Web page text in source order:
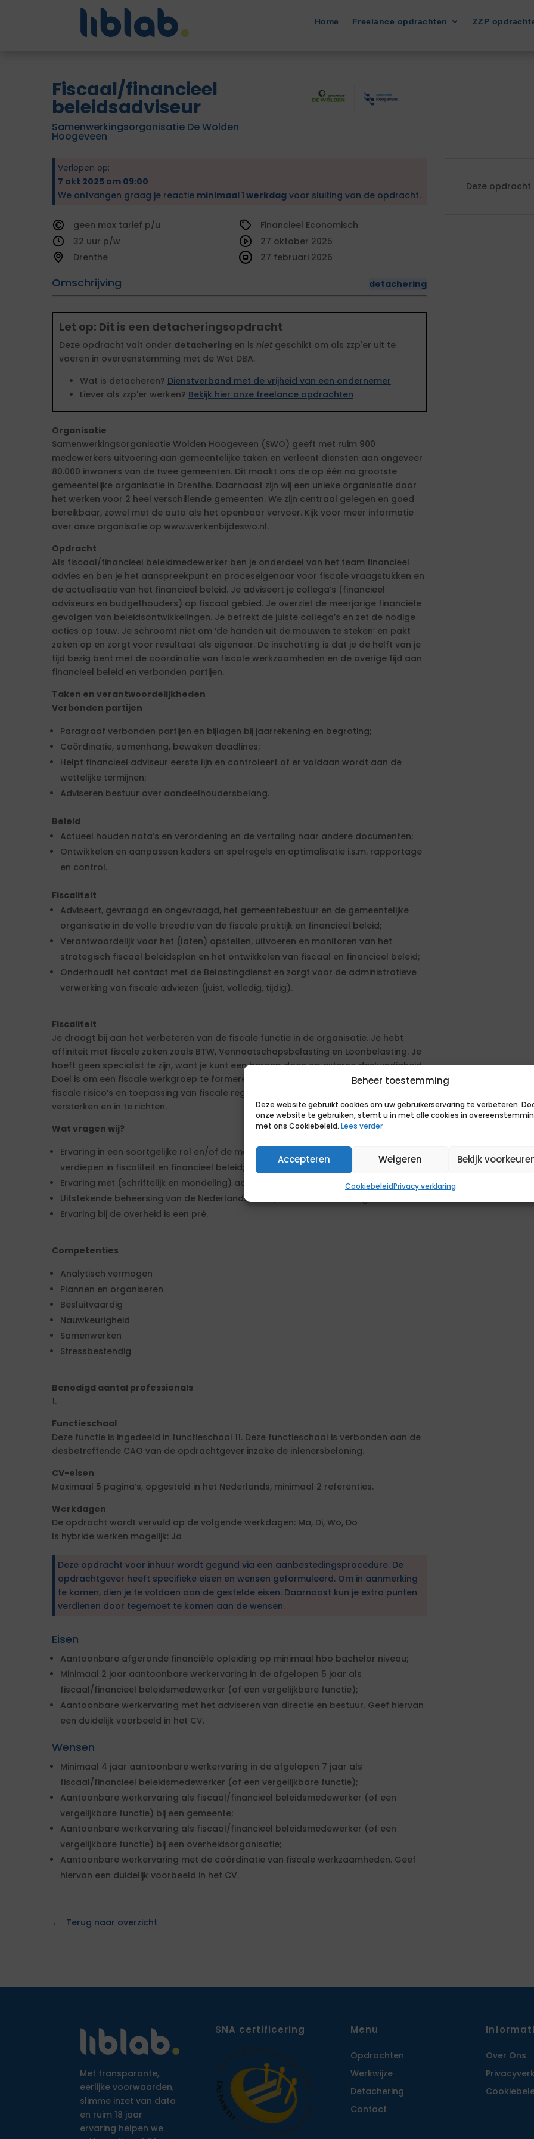
Beheer toestemming
Deze website gebruikt cookies om uw gebruikerservaring te verbeteren.
onze website te gebruiken, stemt u in met alle cookies in
met ons Cookiebeleid. Lees verder
Accepteren Weigeren Bekijk
CookiebeleidPrivacy verklaring
Home Freelance opdrachten ZZP
Fiscaal/financieel
beleidsadviseur
Samenwerkingsorganisatie De Wolden
Hoogeveen
Verlopen op:
7 okt 2025 om 09:00
We ontvangen graag je reactie minimaal 1 werkdag voor sluiting van de opdracht.
geen
tarief
32
Drenthe
Financieel Economisch
Omschrijving detachering
27 oktober 2025
27 februari 2026
Let op: Dit is een detacheringsopdracht
Deze opdracht valt onder detachering en is niet geschikt om als zzp'er uit te
voeren in overeenstemming met de Wet DBA.
Wat is detacheren? Dienstverband met de vrijheid van een ondernemer
Liever als zzp'er werken? Bekijk hier onze freelance opdrachten
Organisatie
Samenwerkingsorganisatie Wolden Hoogeveen (SWO) geeft met ruim 900
medewerkers uitvoering aan gemeentelijke taken en verleent diensten aan ongeveer
80.000 inwoners van de twee gemeenten. Dit maakt ons de op één na grootste
gemeentelijke organisatie in Drenthe. Daarnaast zijn wij een unieke organisatie door
het werken voor 2 heel verschillende gemeenten. We zijn centraal gelegen en goed
bereikbaar, zowel met de auto als het openbaar vervoer. Kijk voor meer informatie
over onze organisatie op www.werkenbijdeswo.nl.
Opdracht
Als fiscaal/financieel beleidmedewerker ben je onderdeel van het team financieel
advies en ben je het aanspreekpunt en proceseigenaar voor fiscale vraagstukken en
de actualisatie van het financieel beleid. Je adviseert je collega’s (financieel
adviseurs en budgethouders) op fiscaal gebied. Je overziet de meerjarige financiële
gevolgen van beleidsontwikkelingen. Je betrekt de juiste collega’s en zet de nodige
acties op touw. Je schroomt niet om ‘de handen uit de mouwen te steken’ en pakt
zaken op en zorgt voor resultaat als eigenaar. De inschatting is dat je de helft van je
tijd bezig bent met de coördinatie van fiscale werkzaamheden en de overige tijd aan
financieel beleid en verbonden partijen.
Taken en verantwoordelijkheden
Verbonden partijen
Paragraaf verbonden partijen en bijlagen bij jaarrekening en begroting;
Coördinatie, samenhang, bewaken deadlines;
Helpt financieel adviseur eerste lijn en controleert of er voldaan wordt aan de
wettelijke termijnen;
Adviseren bestuur over aandeelhoudersbelang.
Beleid
Actueel houden nota’s en verordening en de vertaling naar andere documenten;
Ontwikkelen en aanpassen kaders en spelregels en optimalisatie i.s.m. rapportage
en control.
Fiscaliteit
Adviseert, gevraagd en ongevraagd, het gemeentebestuur en de gemeentelijke
organisatie in de volle breedte van de fiscale praktijk en financieel beleid;
Verantwoordelijk voor het (laten) opstellen, uitvoeren en monitoren van het
strategisch fiscaal beleidsplan en het ontwikkelen van fiscaal en financieel beleid;
Onderhoudt het contact met de Belastingdienst en zorgt voor de administratieve
verwerking van fiscale adviezen (juist, volledig, tijdig).
Fiscaliteit
Je draagt bij aan het verbeteren van de fiscale functie in de organisatie. Je hebt
affiniteit met fiscale zaken zoals BTW, Vennootschapsbelasting en Loonbelasting. Je
hoeft geen specialist te zijn, want je kunt een beroep doen op externe deskundigheid.
Doel is om een fiscale werkgroep te formeren om te zorgen voor de beheersing van
fiscale risico’s en toepassing van fiscale regelgeving structureel te verbeteren, te
versterken en in te richten.
Wat vragen wij?
Ervaring in een soortgelijke rol en/of de motivatie om opleidingen te volgen en je te
verdiepen in fiscaliteit en financieel beleid;
Ervaring met (schriftelijk en mondeling) adviseren van directie en bestuur;
Uitstekende beheersing van de Nederlandse taal, zowel in woord als geschrift;
Ervaring bij de overheid is een pré.
Competenties
Analytisch vermogen
Plannen en organiseren
Besluitvaardig
Nauwkeurigheid
Samenwerken
Stressbestendig
Benodigd aantal professionals
1.
Functieschaal
Deze functie is ingedeeld in functieschaal 11. Deze functieschaal is verbonden aan de
desbetreffende CAO van de opdrachtgever inzake de inlenersbeloning.
CV-eisen
Maximaal 5 pagina’s, opgesteld in het Nederlands, minimaal 2 referenties.
Werkdagen
De opdracht wordt vervuld op de volgende werkdagen: Ma, Di, Wo, Do
Is hybride werken mogelijk: Ja
Deze opdracht voor inhuur wordt gegund via een aanbestedingsprocedure. De
opdrachtgever heeft specifieke eisen en wensen geformuleerd. Om in aanmerking
te komen, dien je te voldoen aan de gestelde eisen. Daarnaast kun je extra punten
verdienen door tegemoet te komen aan de wensen.
Eisen
Aantoonbare afgeronde financiële opleiding op minimaal hbo bachelor niveau;
Minimaal 2 jaar aantoonbare werkervaring in de afgelopen 5 jaar als
fiscaal/financieel beleidsmedewerker (of een vergelijkbare functie);
Aantoonbare werkervaring met het adviseren van directie en bestuur. Geef hiervan
een duidelijk voorbeeld in het CV.
Wensen
Minimaal 4 jaar aantoonbare werkervaring in de afgelopen 7 jaar als
fiscaal/financieel beleidsmedewerker (of een vergelijkbare functie);
Aantoonbare werkervaring als fiscaal/financieel beleidsmedewerker (of een
vergelijkbare functie) bij een gemeente;
Aantoonbare werkervaring als fiscaal/financieel beleidsmedewerker (of een
vergelijkbare functie) bij een overheidsorganisatie;
Aantoonbare werkervaring met de coördinatie van fiscale werkzaamheden. Geef
hiervan een duidelijk voorbeeld in het CV.
Deze opdracht
Terug naar overzicht
Met transparante,
eerlijke voorwaarden,
slimme inzet van data
en ruim 18 jaar
ervaring helpen we
SNA certificering Menu
Opdrachten
Werkwijze
Detachering
Contact
Over Ons